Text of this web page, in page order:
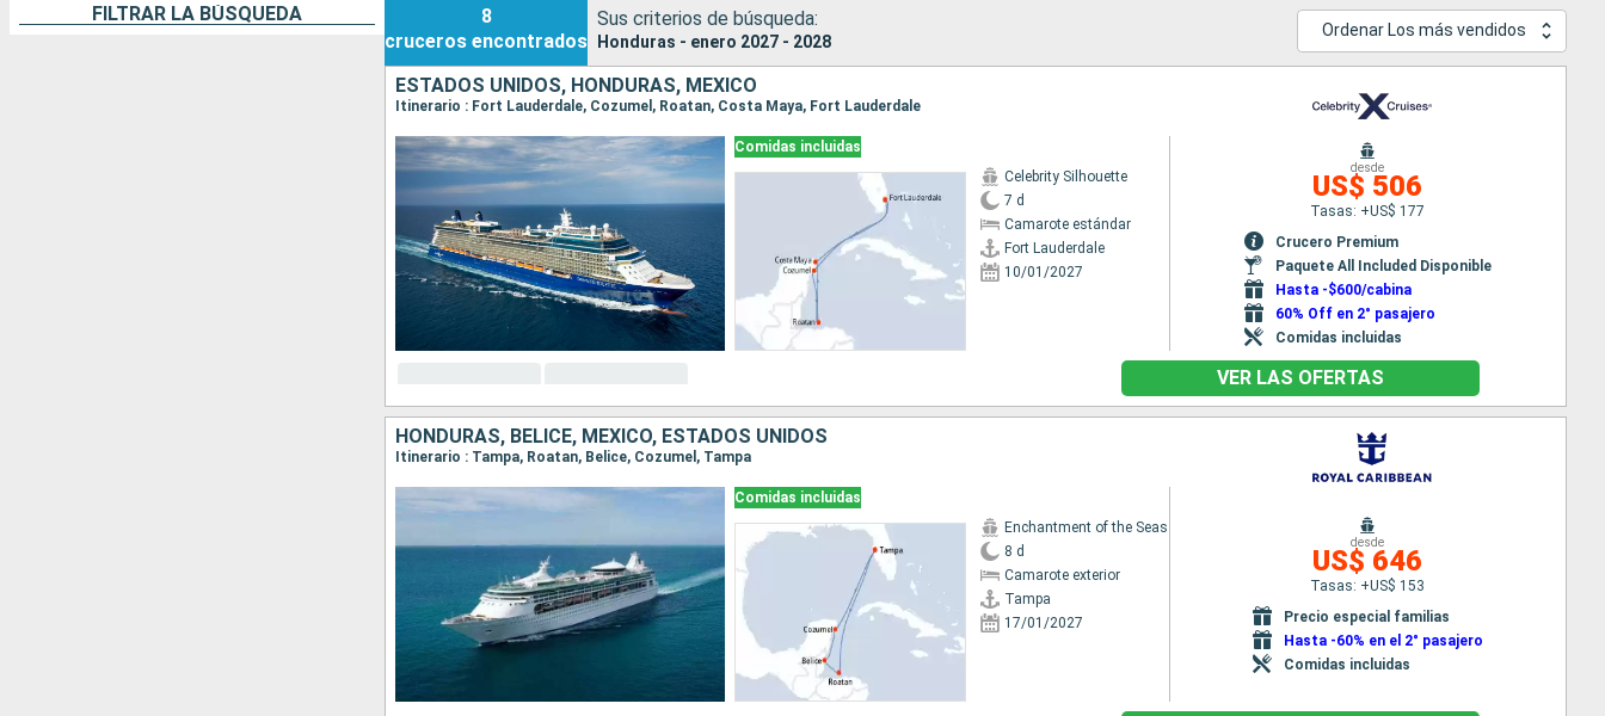
FILTRAR LA BÚSQUEDA
8
cruceros encontrados
Sus criterios de búsqueda:
Honduras - enero 2027 - 2028
Ordenar Los más vendidos
ESTADOS UNIDOS, HONDURAS, MÉXICO
Itinerario : Fort Lauderdale, Cozumel, Roatan, Costa Maya, Fort Lauderdale
Comidas incluidas
Celebrity Silhouette
7 d
Camarote estándar
Fort Lauderdale
10/01/2027
desde
US$ 506
Tasas: +US$ 177
Crucero Premium
Paquete All Included Disponible
Hasta -$600/cabina
60% Off en 2° pasajero
Comidas incluidas
VER LAS OFERTAS
HONDURAS, BELICE, MÉXICO, ESTADOS UNIDOS
Itinerario : Tampa, Roatan, Belice, Cozumel, Tampa
Comidas incluidas
Enchantment of the Seas
8 d
Camarote exterior
Tampa
17/01/2027
desde
US$ 646
Tasas: +US$ 153
Precio especial familias
Hasta -60% en el 2° pasajero
Comidas incluidas